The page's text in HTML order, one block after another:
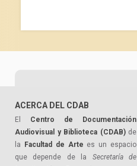
ACERCA DEL CDAB
El Centro de Documentación
Audiovisual y Biblioteca (CDAB)de
la
Facultad de Arte es un espacio
que depende de la Secretaría de